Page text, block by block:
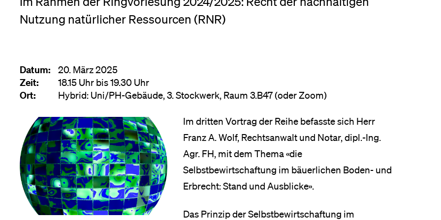
Nutzung natürlicher Ressourcen (RNR)
Datum: 20. März 2025
Zeit: 18.15 Uhr bis 19.30 Uhr
Ort: Hybrid: Uni/PH-Gebäude, 3. Stockwerk, Raum 3.B47 (oder Zoom)
Im dritten Vortrag der Reihe befasste sich Herr
Franz A. Wolf, Rechtsanwalt und Notar, dipl.-Ing.
Agr. FH, mit dem Thema «die
Selbstbewirtschaftung im bäuerlichen Boden- und
Erbrecht: Stand und Ausblicke».
Das Prinzip der Selbstbewirtschaftung im
Alumni
Stellensuchende
Förderer